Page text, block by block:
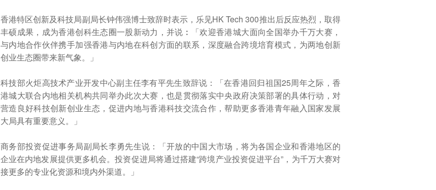
香港特区创新及科技局副局长钟伟强博士致辞时表示，乐见HK Tech 300推出后反应热烈，取得
丰硕成果，成为香港创科生态圈一股新动力，并说︰「欢迎香港城大面向全国举办千万大赛，
与内地合作伙伴携手加强香港与内地在科创方面的联系，深度融合跨境培育模式，为两地创新
创业生态圈带来新气象。」
科技部火炬高技术产业开发中心副主任李有平先生致辞说：「在香港回归祖国25周年之际，香
港城大联合内地相关机构共同举办此次大赛，也是贯彻落实中央政府决策部署的具体行动，对
营造良好科技创新创业生态，促进内地与香港科技交流合作，帮助更多香港青年融入国家发展
大局具有重要意义。」
商务部投资促进事务局副局长李勇先生说：「开放的中国大市场，将为各国企业和香港地区的
企业在内地发展提供更多机会。投资促进局将通过搭建“跨境产业投资促进平台”，为千万大赛对
接更多的专业化资源和境内外渠道。」